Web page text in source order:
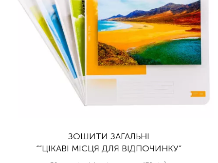
ЗОШИТИ ЗАГАЛЬНІ
“”ЦІКАВІ МІСЦЯ ДЛЯ ВІДПОЧИНКУ”